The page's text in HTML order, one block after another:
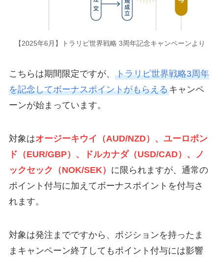
【2025年6月】トラリピ世界戦略 3周年記念キャンペーンより
こちらは期間限定ですが、 トラリピ世界戦略3周年
を記念してボーナスポイントがもらえるキャンペ
ーンが始まっています。
対象はオージーキウイ（AUD/NZD）、ユーロポン
ド（EUR/GBP）、ドルカナダ（USD/CAD）、ノ
ックセック（NOK/SEK） に限られますが、通常の
ポイント付与に加えてボーナスポイントを付与さ
れます。
対象は発注までですから、ポジションを持ったま
まキャンペーン終了してもポイント付与には影響